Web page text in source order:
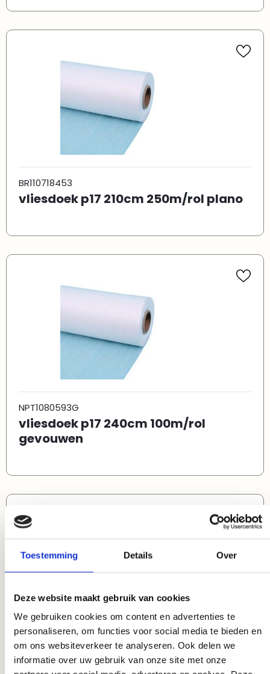
Toestemming Details Over
Deze website maakt gebruik van cookies
We gebruiken cookies om content en advertenties te
personaliseren, om functies voor social media te bieden en
om ons websiteverkeer te analyseren. Ook delen we
informatie over uw gebruik van onze site met onze
BR110718453
vliesdoek p17 210cm 250m/rol plano
NPT1080593G
vliesdoek p17 240cm 100m/rol
gevouwen
NPT1080598
vliesdoek p17 240cm 250m/rol